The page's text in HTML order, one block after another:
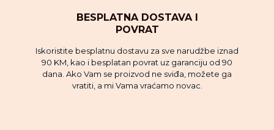
BESPLATNA DOSTAVA I
POVRAT
Iskoristite besplatnu dostavu za sve narudžbe iznad
90 KM, kao i besplatan povrat uz garanciju od 90
dana. Ako Vam se proizvod ne sviđa, možete ga
vratiti, a mi Vama vraćamo novac.